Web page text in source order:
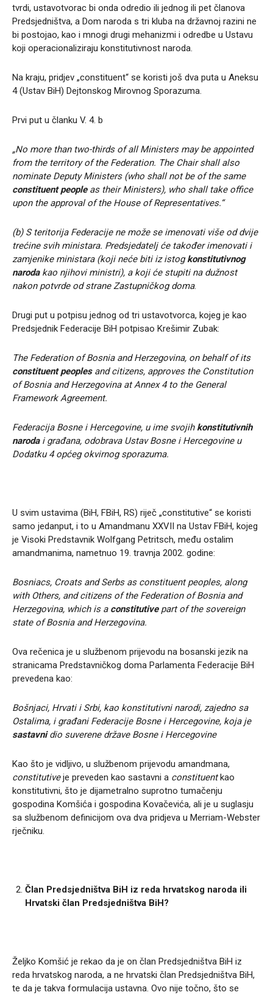
tvrdi, ustavotvorac bi onda odredio ili jednog ili pet članova
Predsjedništva, a Dom naroda s tri kluba na državnoj razini ne
bi postojao, kao i mnogi drugi mehanizmi i odredbe u Ustavu
koji operacionaliziraju konstitutivnost naroda.
Na kraju, pridjev „constituent“ se koristi još dva puta u Aneksu
4 (Ustav BiH) Dejtonskog Mirovnog Sporazuma.
Prvi put u članku V. 4. b
„No more than two-thirds of all Ministers may be appointed
from the territory of the Federation. The Chair shall also
nominate Deputy Ministers (who shall not be of the same
constituent peopleas their Ministers), who shall take office
upon the approval of the House of Representatives.“
(b) S teritorija Federacije ne može se imenovati više od dvije
trećine svih ministara. Predsjedatelj će također imenovati i
zamjenike ministara (koji neće biti iz istogkonstitutivnog
narodakao njihovi ministri), a koji će stupiti na dužnost
nakon potvrde od strane Zastupničkog doma.
Drugi put u potpisu jednog od tri ustavotvorca, kojeg je kao
Predsjednik Federacije BiH potpisao Krešimir Zubak:
The Federation of Bosnia and Herzegovina, on behalf of its
constituent peoplesand citizens, approves the Constitution
of Bosnia and Herzegovina at Annex 4 to the General
Framework Agreement.
Federacija Bosne i Hercegovine, u ime svojih konstitutivnih
narodai građana, odobrava Ustav Bosne i Hercegovine u
Dodatku 4 općeg okvirnog sporazuma.
U svim ustavima (BiH, FBiH, RS) riječ „constitutive“ se koristi
samo jedanput, i to u Amandmanu XXVII na Ustav FBiH, kojeg
je Visoki Predstavnik Wolfgang Petritsch, među ostalim
amandmanima, nametnuo 19. travnja 2002. godine:
Bosniacs, Croats and Serbs as constituent peoples, along
with Others, and citizens of the Federation of Bosnia and
Herzegovina, which is a constitutivepart of the sovereign
state of Bosnia and Herzegovina.
Ova rečenica je u službenom prijevodu na bosanski jezik na
stranicama Predstavničkog doma Parlamenta Federacije BiH
prevedena kao:
Bošnjaci, Hrvati i Srbi, kao konstitutivni narodi, zajedno sa
Ostalima, i građani Federacije Bosne i Hercegovine, koja je
sastavnidio suverene države Bosne i Hercegovine
Kao što je vidljivo, u službenom prijevodu amandmana,
constitutiveje preveden kao sastavni a constituentkao
konstitutivni, što je dijametralno suprotno tumačenju
gospodina Komšića i gospodina Kovačevića, ali je u suglasju
sa službenom definicijom ova dva pridjeva u Merriam-Webster
rječniku.
Član Predsjedništva BiH iz reda hrvatskog naroda ili
Hrvatski član Predsjedništva BiH?
Željko Komšić je rekao da je on član Predsjedništva BiH iz
reda hrvatskog naroda, a ne hrvatski član Predsjedništva BiH,
te da je takva formulacija ustavna. Ovo nije točno, što se